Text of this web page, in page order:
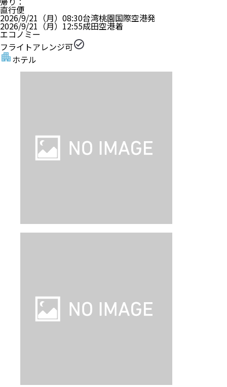
直行便
2026/9/21（月） 08:30台湾桃園国際空港発
2026/9/21（月） 12:55成田空港着
エコノミー
フライトアレンジ可
ホテル